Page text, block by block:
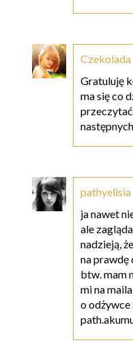
Czekolada
Gratuluję
ma się co
pathyelisia
ja nawet
ale
nadzieją,
na prawdę
btw. mam
mi na
o odżywce